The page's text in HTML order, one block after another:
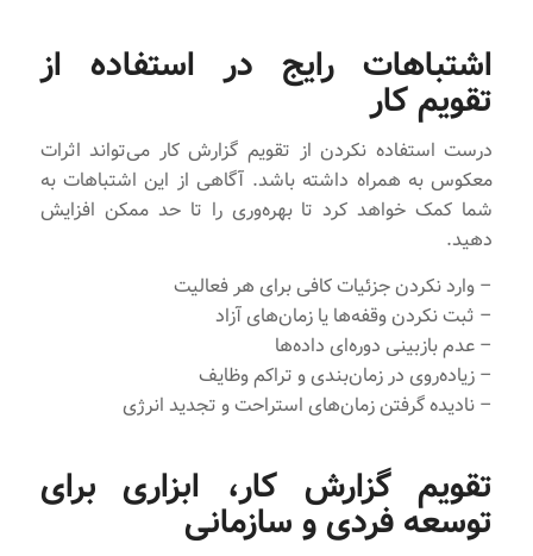
اشتباهات رایج در استفاده از
تقویم کار
درست استفاده نکردن از تقویم گزارش کار می‌تواند اثرات
معکوس به همراه داشته باشد. آگاهی از این اشتباهات به
شما کمک خواهد کرد تا بهره‌وری را تا حد ممکن افزایش
دهید.
– وارد نکردن جزئیات کافی برای هر فعالیت
– ثبت نکردن وقفه‌ها یا زمان‌های آزاد
– عدم بازبینی دوره‌ای داده‌ها
– زیاده‌روی در زمان‌بندی و تراکم وظایف
– نادیده گرفتن زمان‌های استراحت و تجدید انرژی
تقویم گزارش کار، ابزاری برای
توسعه فردی و سازمانی